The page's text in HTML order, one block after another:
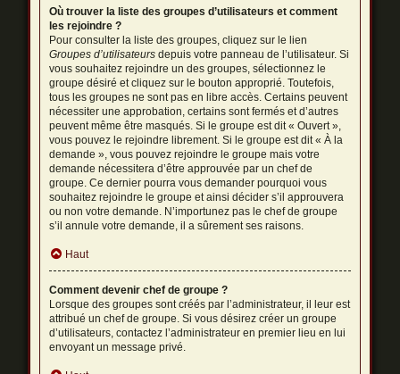
Où trouver la liste des groupes d’utilisateurs et comment
les rejoindre ?
Pour consulter la liste des groupes, cliquez sur le lien
Groupes d’utilisateurs depuis votre panneau de l’utilisateur. Si
vous souhaitez rejoindre un des groupes, sélectionnez le
groupe désiré et cliquez sur le bouton approprié. Toutefois,
tous les groupes ne sont pas en libre accès. Certains peuvent
nécessiter une approbation, certains sont fermés et d’autres
peuvent même être masqués. Si le groupe est dit « Ouvert »,
vous pouvez le rejoindre librement. Si le groupe est dit « À la
demande », vous pouvez rejoindre le groupe mais votre
demande nécessitera d’être approuvée par un chef de
groupe. Ce dernier pourra vous demander pourquoi vous
souhaitez rejoindre le groupe et ainsi décider s’il approuvera
ou non votre demande. N’importunez pas le chef de groupe
s’il annule votre demande, il a sûrement ses raisons.
Haut
Comment devenir chef de groupe ?
Lorsque des groupes sont créés par l’administrateur, il leur est
attribué un chef de groupe. Si vous désirez créer un groupe
d’utilisateurs, contactez l’administrateur en premier lieu en lui
envoyant un message privé.